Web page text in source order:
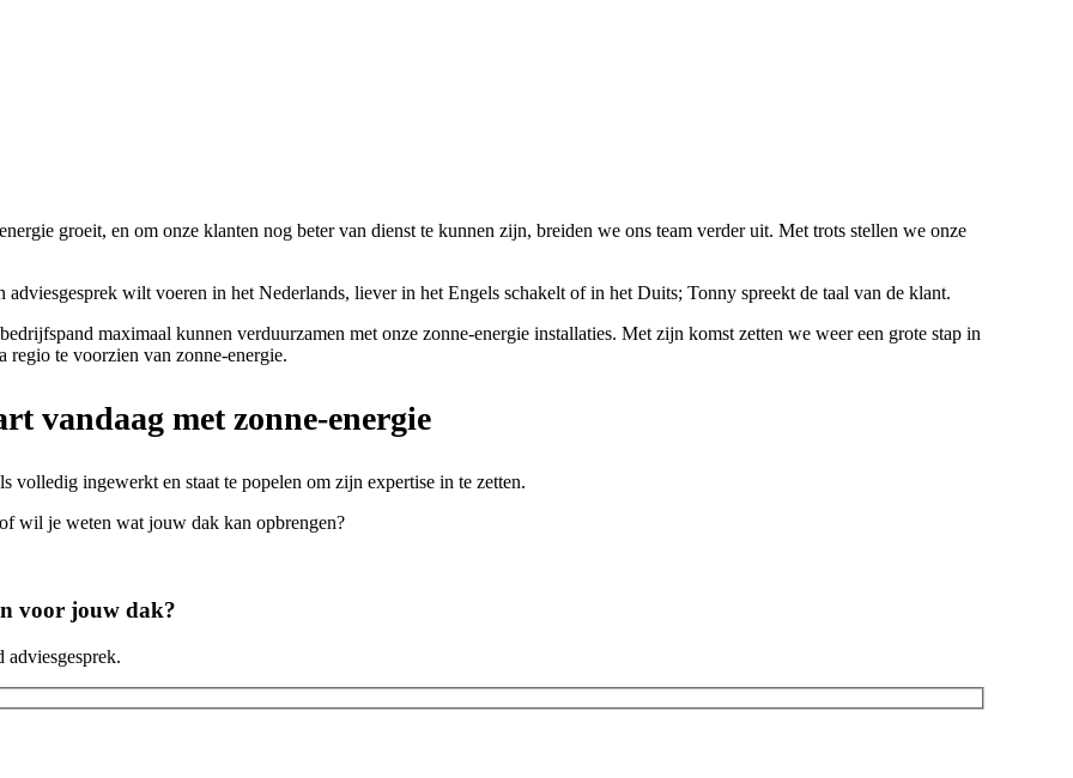
groeit, en om onze klanten nog beter van dienst te kunnen zijn, breiden we ons team verder uit. Met trots stellen we onze
wilt voeren in het Nederlands, liever in het Engels schakelt of in het Duits; Tonny spreekt de taal van de klant.
maximaal kunnen verduurzamen met onze zonne-energie installaties. Met zijn komst zetten we weer een grote stap in
regio te voorzien van zonne-energie.
vandaag met zonne-energie
volledig ingewerkt en staat te popelen om zijn expertise in te zetten.
wil je weten wat jouw dak kan opbrengen?
voor jouw dak?